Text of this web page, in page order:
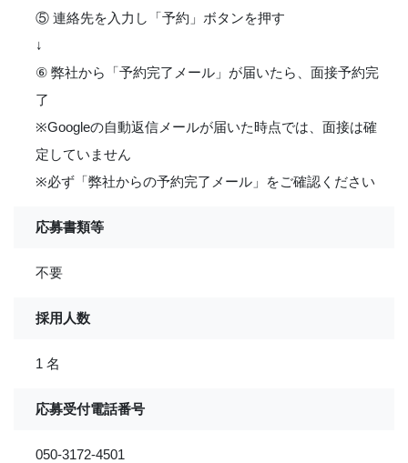
⑤ 連絡先を入力し「予約」ボタンを押す
↓
⑥ 弊社から「予約完了メール」が届いたら、面接予約完
了
※Googleの自動返信メールが届いた時点では、面接は確
定していません
※必ず「弊社からの予約完了メール」をご確認ください
応募書類等
不要
採用人数
1 名
応募受付電話番号
050-3172-4501